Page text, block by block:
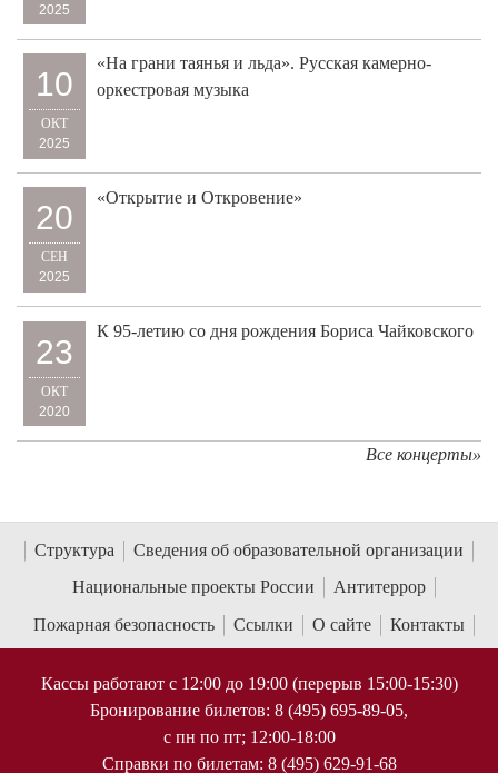
2025
10
ОКТ
2025
«На грани таянья и льда». Русская камерно-
оркестровая музыка
20
СЕН
2025
«Открытие и Откровение»
23
ОКТ
2020
К 95-летию со дня рождения Бориса Чайковского
Все концерты»
Структура
Сведения об образовательной организации
Национальные проекты России
Антитеррор
Пожарная безопасность
Ссылки О сайте Контакты
Кассы работают с 12:00 до 19:00 (перерыв 15:00-15:30)
Бронирование билетов: 8 (495) 695-89-05,
с пн по пт; 12:00-18:00
Справки по билетам: 8 (495) 629-91-68